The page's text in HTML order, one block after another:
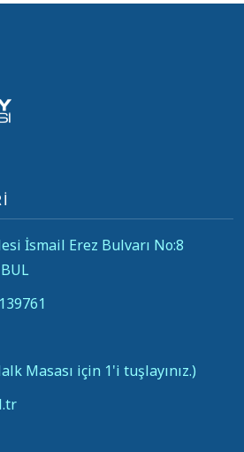
İsmail Erez Bulvarı No:8
Masası için 1'i tuşlayınız.)